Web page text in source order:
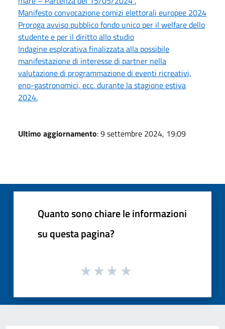
Manifesto convocazione comizi elettorali europee 2024
Proroga avviso pubblico fondo unico per il welfare dello
studente e per il diritto allo studio
Indagine esplorativa finalizzata alla possibile
manifestazione di interesse di partner nella
valutazione di programmazione di eventi ricreativi,
eno-gastronomici, ecc. durante la stagione estiva
2024.
Ultimo aggiornamento: 9 settembre 2024, 19:09
Quanto sono chiare le informazioni
su questa pagina?